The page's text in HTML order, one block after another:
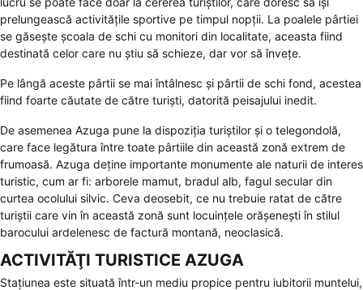
prelungească activitățile sportive pe timpul nopții. La poalele pârtiei
se găsește școala de schi cu monitori din localitate, aceasta fiind
destinată celor care nu știu să schieze, dar vor să învețe.
Pe lângă aceste pârtii se mai întâlnesc și pârtii de schi fond, acestea
fiind foarte căutate de către turiști, datorită peisajului inedit.
De asemenea Azuga pune la dispoziția turiștilor și o telegondolă,
care face legătura între toate pârtiile din această zonă extrem de
frumoasă. Azuga deține importante monumente ale naturii de interes
turistic, cum ar fi: arborele mamut, bradul alb, fagul secular din
curtea ocolului silvic. Ceva deosebit, ce nu trebuie ratat de către
turiștii care vin în această zonă sunt locuințele orășenești în stilul
barocului ardelenesc de factură montană, neoclasică.
ACTIVITĂŢI TURISTICE AZUGA
Stațiunea este situată într-un mediu propice pentru iubitorii muntelui,